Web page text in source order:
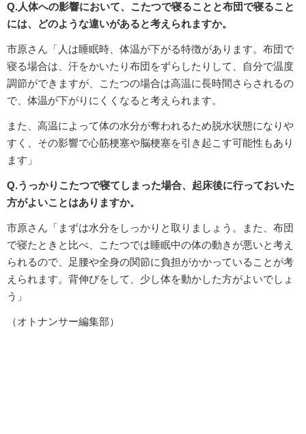
Q.人体への影響において、こたつで寝ることと布団で寝ること
には、どのような違いがあると考えられますか。
市原さん「人は睡眠時、体温が下がる特徴があります。布団で
寝る場合は、汗をかいたり布団をずらしたりして、自分で温度
調節ができますが、こたつの場合は高温に長時間さらされるの
で、体温が下がりにくくなると考えられます。
また、高温によって体の水分が奪われるため脱水状態になりや
すく、その影響で心筋梗塞や脳梗塞を引き起こす可能性もあり
ます」
Q.うっかりこたつで寝てしまった場合、起床後に行っておいた
方がよいことはありますか。
市原さん「まずは水分をしっかりと取りましょう。また、布団
で寝たときと比べ、こたつでは睡眠中の体の動きが悪いと考え
られるので、足腰や全身の関節に負担がかかっていることが考
えられます。背伸びをして、少し体を動かした方がよいでしょ
う」
（オトナンサー編集部）